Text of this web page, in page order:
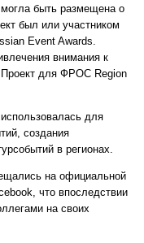
быть размещена о
был или участником
Event Awards.
внимания к
Проект для ФРОС Region
для
создания
в регионах.
на официальной
что впоследствии
на своих